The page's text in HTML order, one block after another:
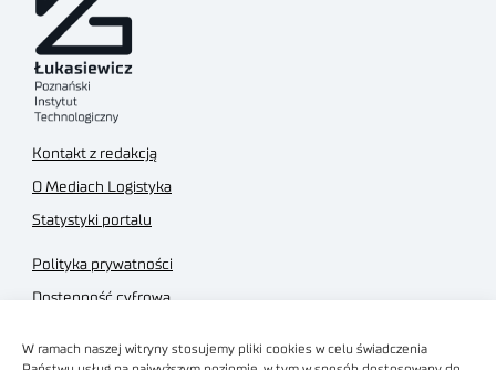
W ramach naszej witryny stosujemy pliki cookies w celu świadczenia
Kontakt z redakcją
O Mediach Logistyka
Statystyki portalu
Polityka prywatności
Dostępność cyfrowa
Regulamin sklepu